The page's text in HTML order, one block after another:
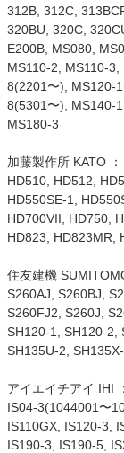
312B, 312C,
320BU, 320C,
E200B, MS080,
MS110-2, MS110-
8(2201〜), MS120-
8(5301〜), MS140-
MS180-3
加藤製作所 KATO ：
HD510, HD512,
HD550SE-1,
HD700VII, HD750,
HD823, HD823MR,
住友建機
S260AJ, S260BJ,
S260FJ2, S260J,
SH120-1, SH120-2,
SH135U-2,
アイエイチアイ IHI ：
IS04-3(1044001〜
IS110GX, IS120-3,
IS190-3, IS190-5,